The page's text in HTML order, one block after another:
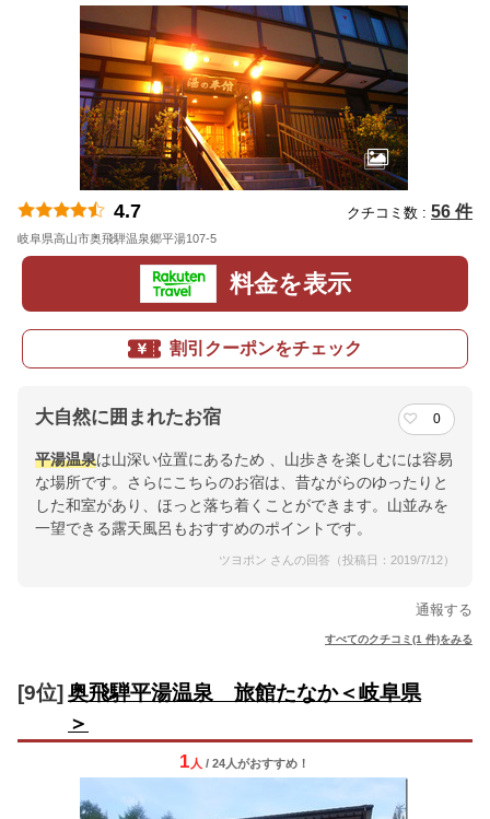
4.7 クチコミ数 : 56 件
岐阜県高山市奥飛騨温泉郷平湯107-5
料金を表示
割引クーポンをチェック
大自然に囲まれたお宿 0
平湯温泉は山深い位置にあるため 、山歩きを楽しむには容易
な場所です。さらにこちらのお宿は、昔ながらのゆったりと
した和室があり、ほっと落ち着くことができます。山並みを
一望できる露天風呂もおすすめのポイントです。
ツヨポン さんの回答（投稿日：2019/7/12）
通報する
すべてのクチコミ(1 件)をみる
[9位] 奥飛騨平湯温泉 旅館たなか＜岐阜県
＞
1 人 / 24人がおすすめ！